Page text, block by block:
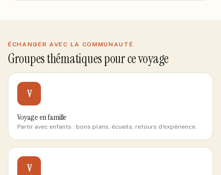
ÉCHANGER AVEC LA COMMUNAUTÉ
Groupes thématiques pour ce voyage
V
Voyage en famille
Partir avec enfants : bons plans, écueils, retours d'expérience.
V